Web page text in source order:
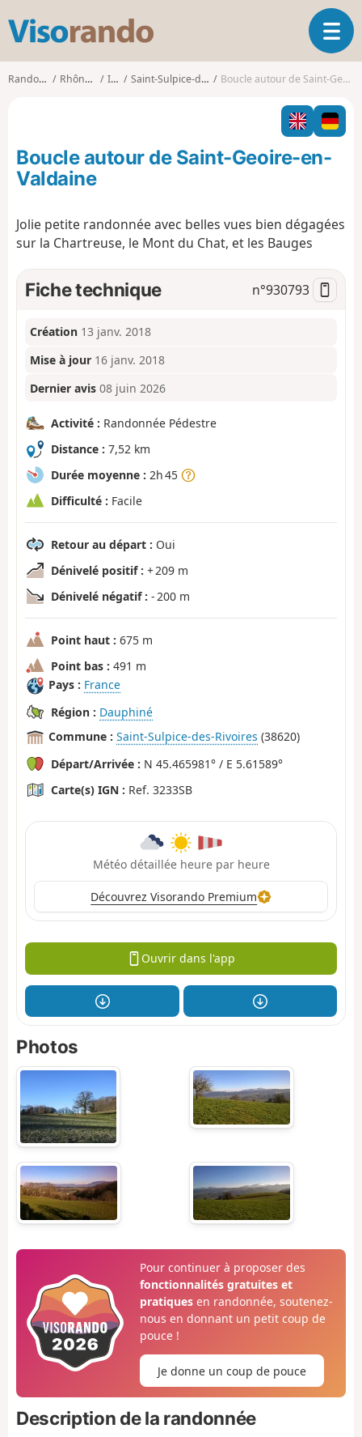
s
o
o
O
u
v
i
r
l
a
i
t
Randonnées Rhône-Alpes Isère Saint-Sulpice-des-Rivoires Boucle autour de Saint-Geoire-en-Valdaine
Boucle autour de Saint-Geoire-en-
Valdaine
Jolie petite randonnée avec belles vues bien dégagées
sur la Chartreuse, le Mont du Chat, et les Bauges
Fiche technique n°930793
Création 13 janv. 2018
Mise à jour 16 janv. 2018
Dernier avis 08 juin 2026
Activité : Randonnée Pédestre
Distance : 7,52 km
Durée moyenne : 2h 45
Difficulté : Facile
Retour au départ : Oui
Dénivelé positif : + 209 m
Dénivelé négatif : - 200 m
Point haut : 675 m
Point bas : 491 m
Pays : France
Région : Dauphiné
Commune : Saint-Sulpice-des-Rivoires (38620)
Départ/Arrivée : N 45.465981° / E 5.61589°
Carte(s) IGN : Ref. 3233SB
Météo détaillée heure par heure
Découvrez Visorando Premium
Ouvrir dans l'app
Photos
Pour continuer à proposer des
fonctionnalités gratuites et
pratiquesen randonnée, soutenez-
nous en donnant un petit coup de
pouce !
Je donne un coup de pouce
Description de la randonnée